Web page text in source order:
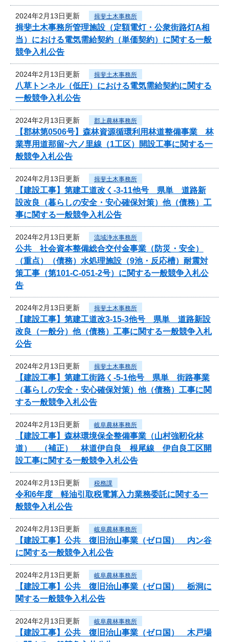
2024年2月13日更新 揖斐土木事務所
揖斐土木事務所管理施設（定額電灯・公衆街路灯A相
当）における電気需給契約（単価契約）に関する一般
競争入札公告
2024年2月13日更新 揖斐土木事務所
八草トンネル（低圧）における電気需給契約に関する
一般競争入札公告
2024年2月13日更新 郡上農林事務所
【郡林第0506号】森林資源循環利用林道整備事業 林
業専用道那留~六ノ里線（1工区）開設工事に関する一
般競争入札公告
2024年2月13日更新 揖斐土木事務所
【建設工事】第建工道改く-3-11他号 県単 道路新
設改良（暮らしの安全・安心確保対策）他（債務）工
事に関する一般競争入札公告
2024年2月13日更新 流域浄水事務所
公共 社会資本整備総合交付金事業（防災・安全）
（重点）（債務）水処理施設（9池・反応槽）耐震対
策工事（第101-C-051-2号）に関する一般競争入札公
告
2024年2月13日更新 揖斐土木事務所
【建設工事】第建工道改3-15-3他号 県単 道路新設
改良（一般分）他（債務）工事に関する一般競争入札
公告
2024年2月13日更新 揖斐土木事務所
【建設工事】第建工街路く-5-1他号 県単 街路事業
（暮らしの安全・安心確保対策）他（債務）工事に関
する一般競争入札公告
2024年2月13日更新 岐阜農林事務所
【建設工事】森林環境保全整備事業（山村強靭化林
道） （補正） 林道伊自良 根尾線 伊自良工区開
設工事に関する一般競争入札公告
2024年2月13日更新 税務課
令和6年度 軽油引取税電算入力業務委託に関する一
般競争入札公告
2024年2月13日更新 岐阜農林事務所
【建設工事】公共 復旧治山事業（ゼロ国） 内ン谷
に関する一般競争入札公告
2024年2月13日更新 岐阜農林事務所
【建設工事】公共 復旧治山事業（ゼロ国） 栃洞に
関する一般競争入札公告
2024年2月13日更新 岐阜農林事務所
【建設工事】公共 復旧治山事業（ゼロ国） 木戸場